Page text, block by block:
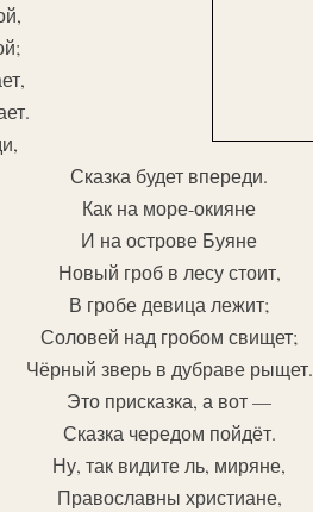
Сказка будет впереди.
Как на море-окияне
И на острове Буяне
Новый гроб в лесу стоит,
В гробе девица лежит;
Соловей над гробом свищет;
Чёрный зверь в дубраве рыщет.
Это присказка, а вот —
Сказка чередом пойдёт.
Ну, так видите ль, миряне,
Православны христиане,